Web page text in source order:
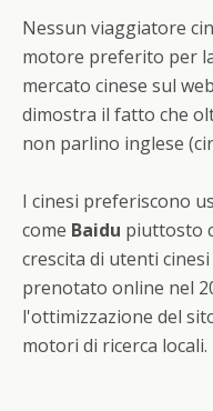
Nessun viaggiatore
motore preferito per
mercato cinese sul
dimostra il fatto che
non parlino inglese
I cinesi preferiscono
come Baidu piuttosto
crescita di utenti
prenotato online nel
l'ottimizzazione del
motori di ricerca locali.